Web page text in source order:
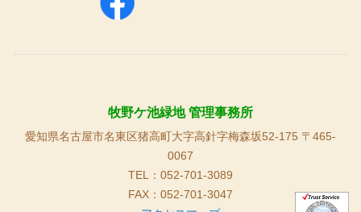
牧野ケ池緑地 管理事務所
愛知県名古屋市名東区猪高町大字高針字梅森坂52-175 〒465-
0067
TEL：052-701-3089
FAX：052-701-3047